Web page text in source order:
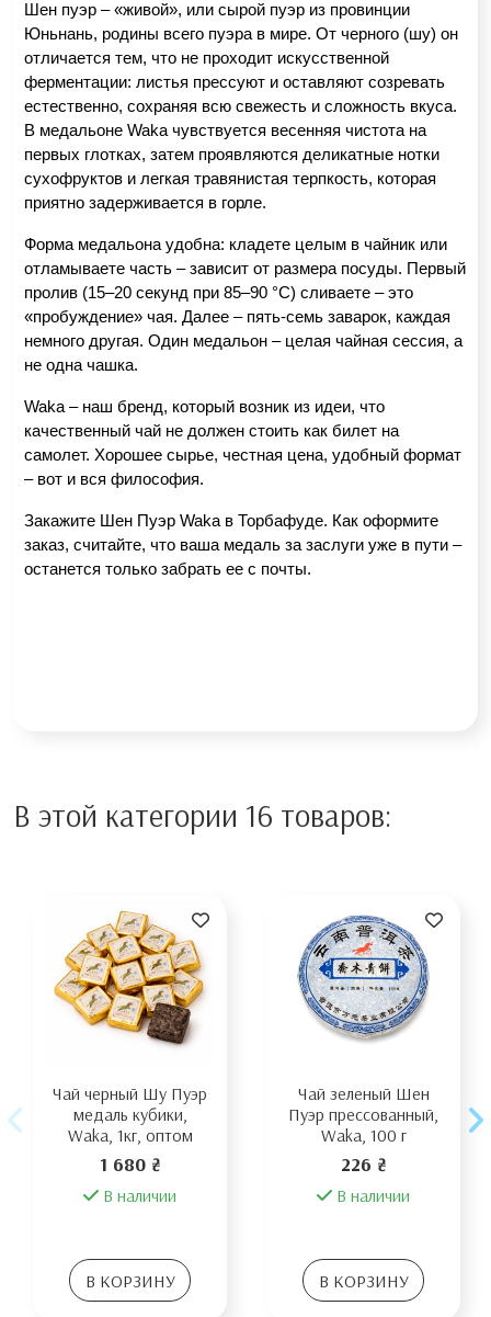
Шен пуэр – «живой», или сырой пуэр из провинции
Юньнань, родины всего пуэра в мире. От черного (шу) он
отличается тем, что не проходит искусственной
ферментации: листья прессуют и оставляют созревать
естественно, сохраняя всю свежесть и сложность вкуса.
В медальоне Waka чувствуется весенняя чистота на
первых глотках, затем проявляются деликатные нотки
сухофруктов и легкая травянистая терпкость, которая
приятно задерживается в горле.
Форма медальона удобна: кладете целым в чайник или
отламываете часть – зависит от размера посуды. Первый
пролив (15–20 секунд при 85–90 °C) сливаете – это
«пробуждение» чая. Далее – пять-семь заварок, каждая
немного другая. Один медальон – целая чайная сессия, а
не одна чашка.
Waka – наш бренд, который возник из идеи, что
качественный чай не должен стоить как билет на
самолет. Хорошее сырье, честная цена, удобный формат
– вот и вся философия.
Закажите Шен Пуэр Waka в Торбафуде. Как оформите
заказ, считайте, что ваша медаль за заслуги уже в пути –
останется только забрать ее с почты.
В этой категории 16 товаров:
Чай черный Шу Пуэр
медаль кубики,
Waka, 1кг, оптом
1 680 ₴
В наличии
В КОРЗИНУ
Чай зеленый Шен
Пуэр прессованный,
Waka, 100 г
226 ₴
В наличии
В КОРЗИНУ